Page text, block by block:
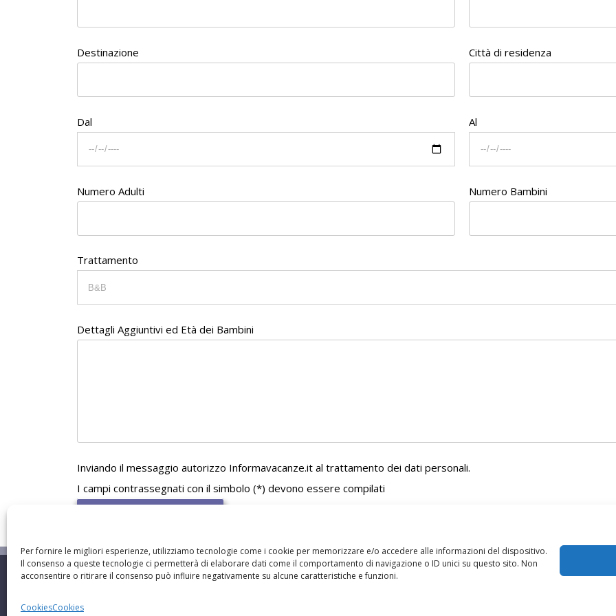
Per fornire le migliori esperienze, utilizziamo tecnologie come i cookie per memorizzare e/o accedere alle informazioni del dispositivo.
Il consenso a queste tecnologie ci permetterà di elaborare dati come il comportamento di navigazione o ID unici su questo sito. Non
acconsentire o ritirare il consenso può influire negativamente su alcune caratteristiche e funzioni.
CookiesCookies
Destinazione Città di residenza
Dal Al
Numero Adulti Numero Bambini
Trattamento
Dettagli Aggiuntivi ed Età dei Bambini
Inviando il messaggio autorizzo Informavacanze.it al trattamento dei dati personali.
I campi contrassegnati con il simbolo (*) devono essere compilati